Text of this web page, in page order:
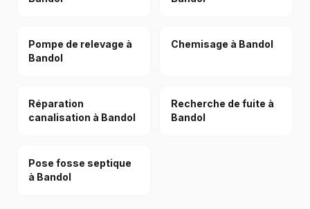
Pompe de relevage à
Bandol
Chemisage à Bandol
Réparation
canalisation à Bandol
Recherche de fuite à
Bandol
Pose fosse septique
à Bandol